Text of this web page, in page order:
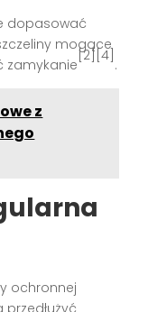
dopasować
mogące
zamykanie
[2][4]
.
z
ochronnej